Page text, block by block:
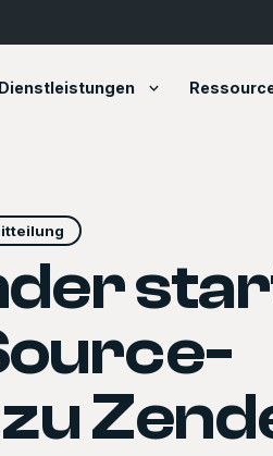
Dienstleistungen